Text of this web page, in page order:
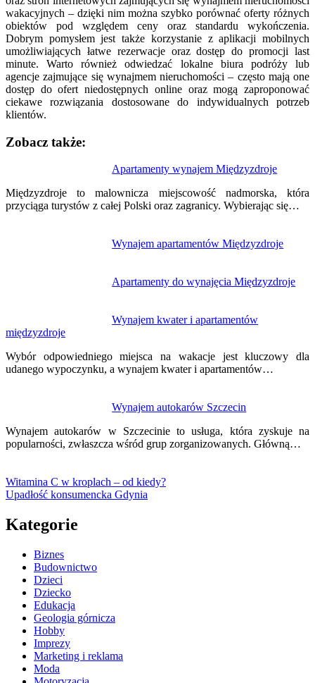
wakacyjnych – dzięki nim można szybko porównać oferty różnych
obiektów pod względem ceny oraz standardu wykończenia.
Dobrym pomysłem jest także korzystanie z aplikacji mobilnych
umożliwiających łatwe rezerwacje oraz dostęp do promocji last
minute. Warto również odwiedzać lokalne biura podróży lub
agencje zajmujące się wynajmem nieruchomości – często mają one
dostęp do ofert niedostępnych online oraz mogą zaproponować
ciekawe rozwiązania dostosowane do indywidualnych potrzeb
klientów.
Zobacz także:
Apartamenty wynajem Międzyzdroje
Międzyzdroje to malownicza miejscowość nadmorska, która
przyciąga turystów z całej Polski oraz zagranicy. Wybierając się…
Wynajem apartamentów Międzyzdroje
Apartamenty do wynajęcia Międzyzdroje
Wynajem kwater i apartamentów
międzyzdroje
Wybór odpowiedniego miejsca na wakacje jest kluczowy dla
udanego wypoczynku, a wynajem kwater i apartamentów…
Wynajem autokarów Szczecin
Wynajem autokarów w Szczecinie to usługa, która zyskuje na
popularności, zwłaszcza wśród grup zorganizowanych. Główną…
wpisu
Witamina C w kroplach – od kiedy?
Upadłość konsumencka Gdynia
Kategorie
Biznes
Budownictwo
Dzieci
Dziecko
Edukacja
Geologia górnicza
Hobby
Imprezy
Marketing i reklama
Moda